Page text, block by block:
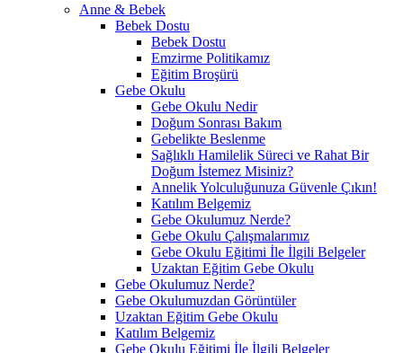
Anne & Bebek
Bebek Dostu
Bebek Dostu
Emzirme Politikamız
Eğitim Broşürü
Gebe Okulu
Gebe Okulu Nedir
Doğum Sonrası Bakım
Gebelikte Beslenme
Sağlıklı Hamilelik Süreci ve Rahat Bir
Doğum İstemez Misiniz?
Annelik Yolculuğunuza Güvenle Çıkın!
Katılım Belgemiz
Gebe Okulumuz Nerde?
Gebe Okulu Çalışmalarımız
Gebe Okulu Eğitimi İle İlgili Belgeler
Uzaktan Eğitim Gebe Okulu
Gebe Okulumuz Nerde?
Gebe Okulumuzdan Görüntüler
Uzaktan Eğitim Gebe Okulu
Katılım Belgemiz
Gebe Okulu Eğitimi İle İlgili Belgeler